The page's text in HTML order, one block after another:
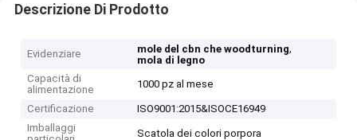
Descrizione Di Prodotto
Evidenziare mole del cbn che woodturning,
mola di legno
Capacità di
alimentazione
1000 pz al mese
Certificazione
ISO9001:2015&ISOCE16949
Imballaggi
Scatola dei colori porpora